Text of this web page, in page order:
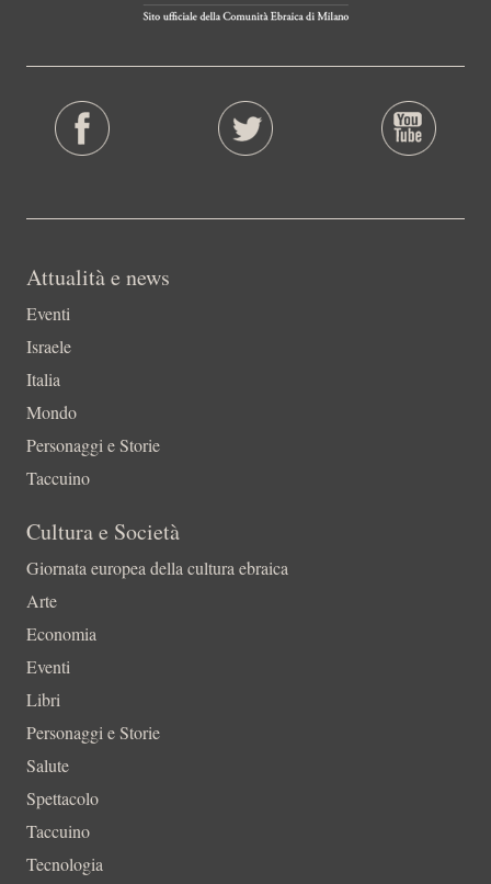
Attualità e news
Eventi
Israele
Italia
Mondo
Personaggi e Storie
Taccuino
Cultura e Società
Giornata europea della cultura ebraica
Arte
Economia
Eventi
Libri
Personaggi e Storie
Salute
Spettacolo
Taccuino
Tecnologia